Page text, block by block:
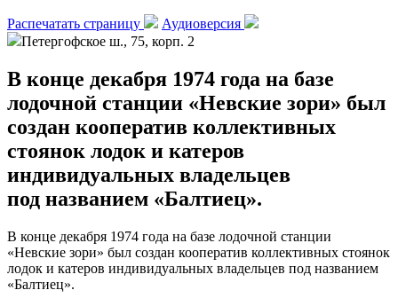
Распечатать страницу
Аудиоверсия
Петергофское ш., 75, корп. 2
В конце декабря 1974 года на базе
лодочной станции «Невские зори» был
создан кооператив коллективных
стоянок лодок и катеров
индивидуальных владельцев
под названием «Балтиец».
В конце декабря 1974 года на базе лодочной станции
«Невские зори» был создан кооператив коллективных стоянок
лодок и катеров индивидуальных владельцев под названием
«Балтиец».